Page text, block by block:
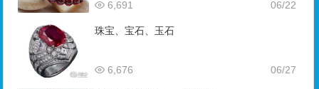
06/22
6,691
珠宝、宝石、玉石
06/27
6,676